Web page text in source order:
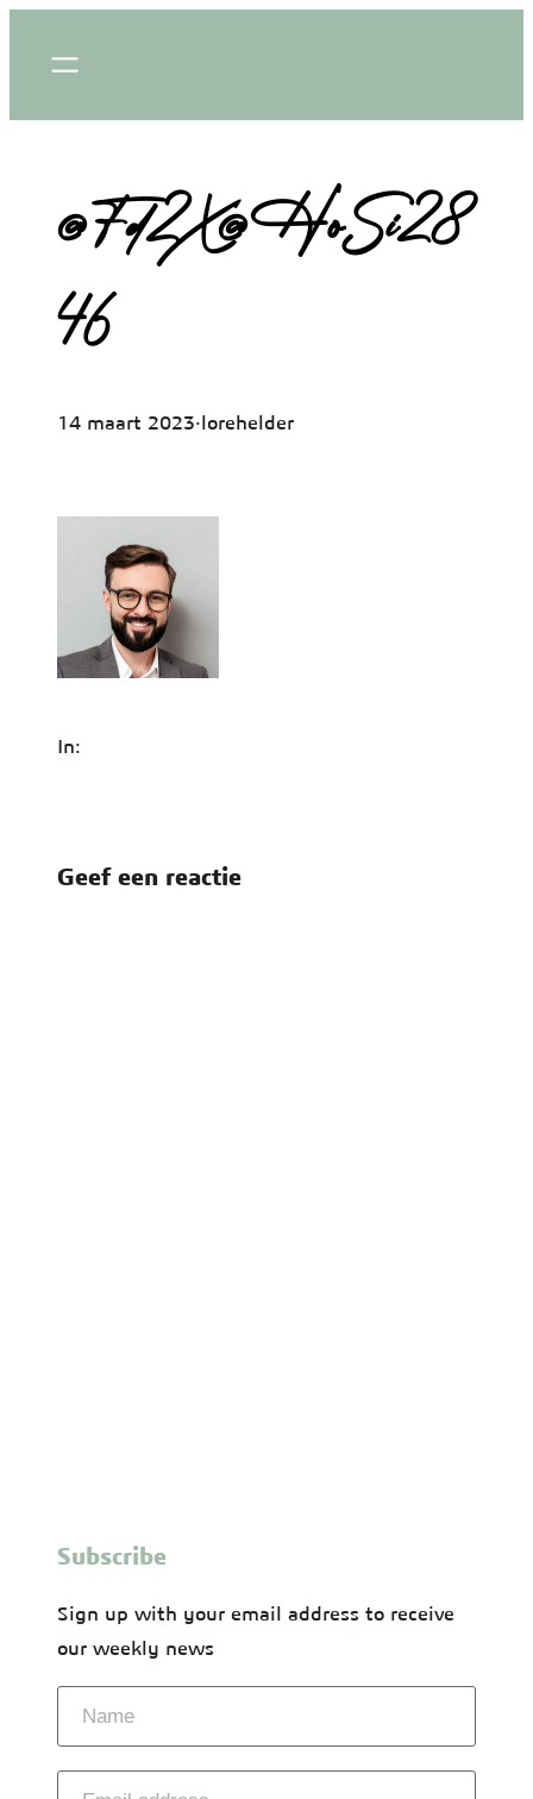
@Fd2X@HoSi28
46
14 maart 2023·lorehelder
In:
Geef een reactie
Subscribe
Sign up with your email address to receive
our weekly news